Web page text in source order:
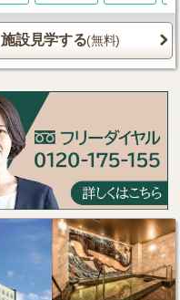
施設見学する(無料)